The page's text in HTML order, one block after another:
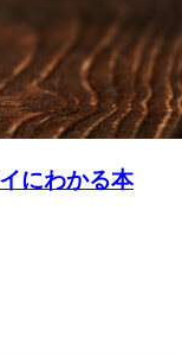
にわかる本